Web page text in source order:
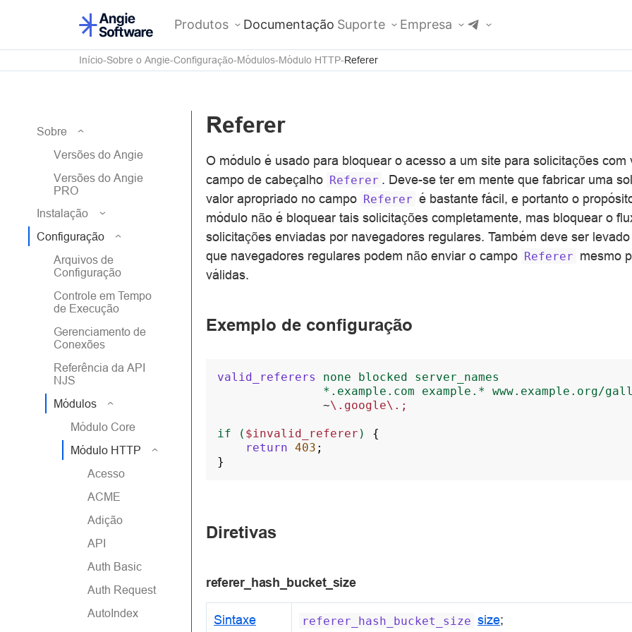
Produtos Documentação Suporte Empresa
Início Sobre o Angie Configuração Módulos Módulo HTTP Referer
Sobre
Versões do Angie
Versões do Angie
PRO
Instalação
Configuração
Arquivos de
Configuração
Controle em Tempo
de Execução
Gerenciamento de
Conexões
Referência da API
NJS
Módulos
Módulo Core
Módulo HTTP
Acesso
ACME
Adição
API
Auth Basic
Auth Request
AutoIndex
Referer
O módulo é usado para bloquear o acesso a um site para solicitações com
campo de cabeçalho Referer . Deve-se ter em mente que fabricar uma
valor apropriado no campo Referer é bastante fácil, e portanto o
módulo não é bloquear tais solicitações completamente, mas bloquear o
solicitações enviadas por navegadores regulares. Também deve ser
que navegadores regulares podem não enviar o campo Referer mesmo
válidas.
Exemplo de configuração
valid_referers none blocked
server_names
*.example.com
example.* www.example.org/
~\.google\.;
if ( $invalid_referer )
{
return 403 ;
}
Diretivas
referer_hash_bucket_size
Sintaxe referer_hash_bucket_size size;